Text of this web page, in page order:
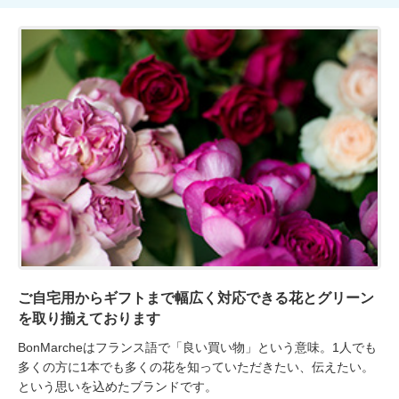
ご自宅用からギフトまで幅広く対応できる花とグリーン
を取り揃えております
BonMarcheはフランス語で「良い買い物」という意味。1人でも
多くの方に1本でも多くの花を知っていただきたい、伝えたい。
という思いを込めたブランドです。